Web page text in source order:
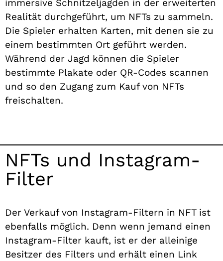
immersive Schnitzeljagden in der erweiterten
Realität durchgeführt, um NFTs zu sammeln.
Die Spieler erhalten Karten, mit denen sie zu
einem bestimmten Ort geführt werden.
Während der Jagd können die Spieler
bestimmte Plakate oder QR-Codes scannen
und so den Zugang zum Kauf von NFTs
freischalten.
NFTs und Instagram-
Filter
Der Verkauf von Instagram-Filtern in NFT ist
ebenfalls möglich. Denn wenn jemand einen
Instagram-Filter kauft, ist er der alleinige
Besitzer des Filters und erhält einen Link